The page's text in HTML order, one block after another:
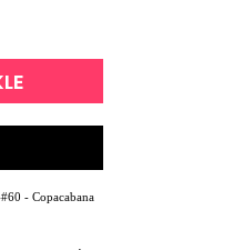
- Copacabana